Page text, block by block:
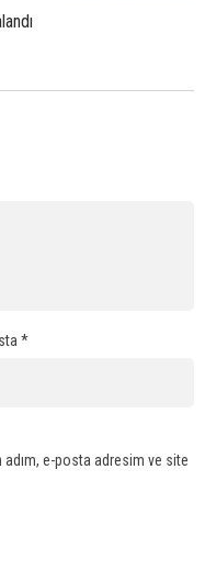
*
adım, e-posta adresim ve site